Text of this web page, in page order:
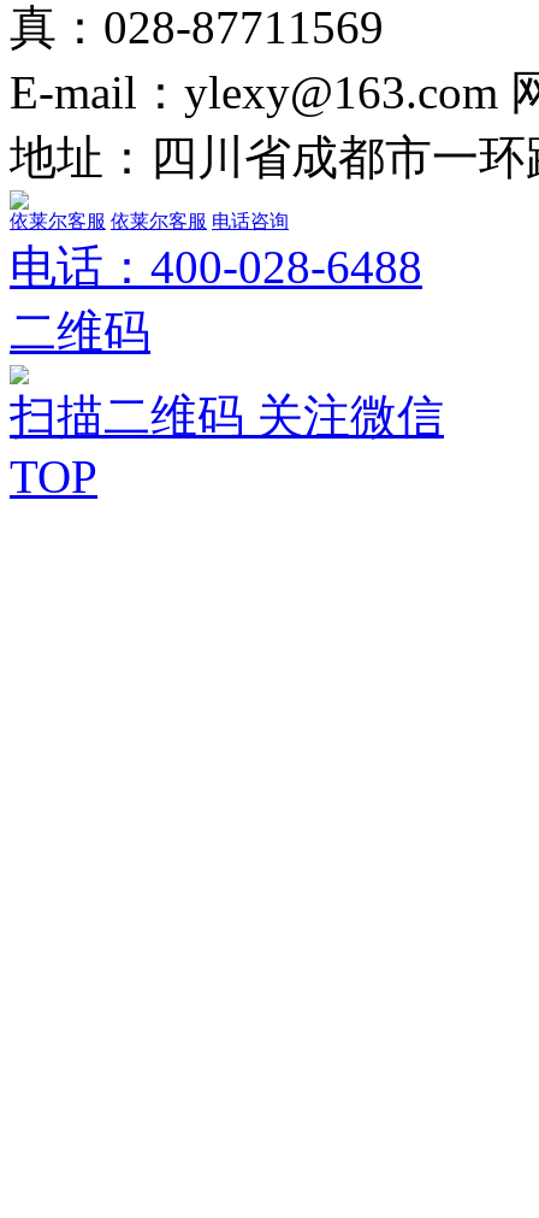
真：028-87711569
E-mail：ylexy@163.com
地址：四川省成都市一
依莱尔客服 依莱尔客服 电话咨询
电话： 400-028-6488
二维码
扫描二维码 关注微信
TOP